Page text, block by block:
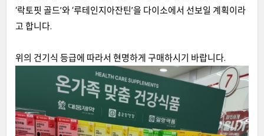
‘락토핏 골드’와 ‘루테인지아잔틴’을 다이소에서 선보일 계획이라
고 합니다.
위의 건기식 등급에 따라서 현명하게 구매하시기 바랍니다.